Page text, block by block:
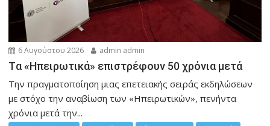
6 Αυγούστου 2026 admin admin
Tα «Ηπειρωτικά» επιστρέφουν 50 χρόνια μετά
Την πραγματοποίηση μιας επετειακής σειράς εκδηλώσεων
με στόχο την αναβίωση των «Ηπειρωτικών», πενήντα
χρόνια μετά την...